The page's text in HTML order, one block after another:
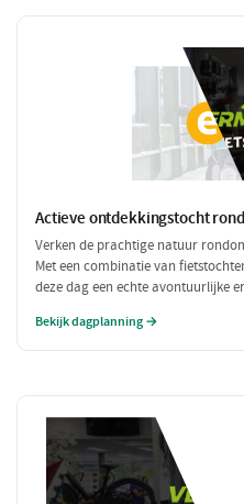
Actieve ontdekkingstocht
Verken de prachtige natuur
Met een combinatie van
deze dag een echte avontuurlijke
Bekijk dagplanning →